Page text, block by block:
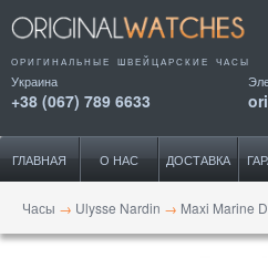
ОРИГИНАЛЬНЫЕ ШВЕЙЦАРСКИЕ ЧАСЫ
Украина
+38 (067) 789 6633
ГЛАВНАЯ О НАС ДОСТАВКА
Часы → Ulysse Nardin → Maxi Marine